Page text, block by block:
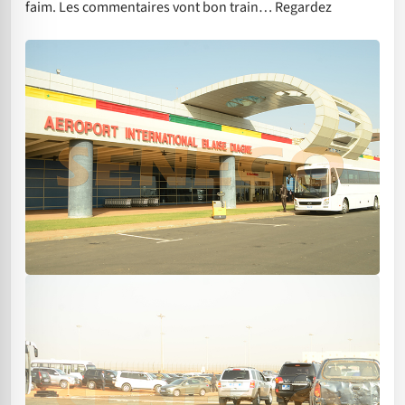
faim. Les commentaires vont bon train… Regardez